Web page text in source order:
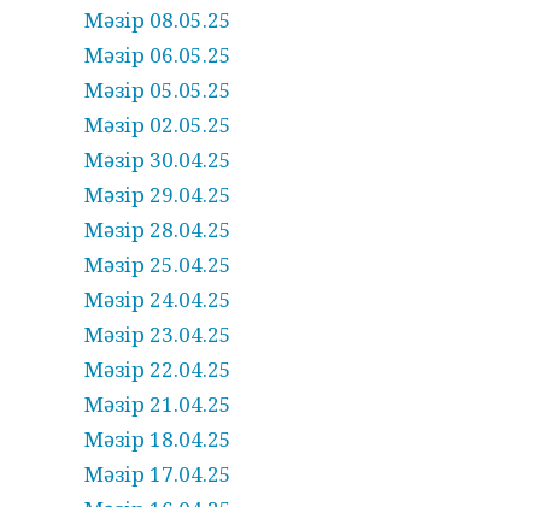
Мәзір 08.05.25
Мәзір 06.05.25
Мәзір 05.05.25
Мәзір 02.05.25
Мәзір 30.04.25
Мәзір 29.04.25
Мәзір 28.04.25
Мәзір 25.04.25
Мәзір 24.04.25
Мәзір 23.04.25
Мәзір 22.04.25
Мәзір 21.04.25
Мәзір 18.04.25
Мәзір 17.04.25